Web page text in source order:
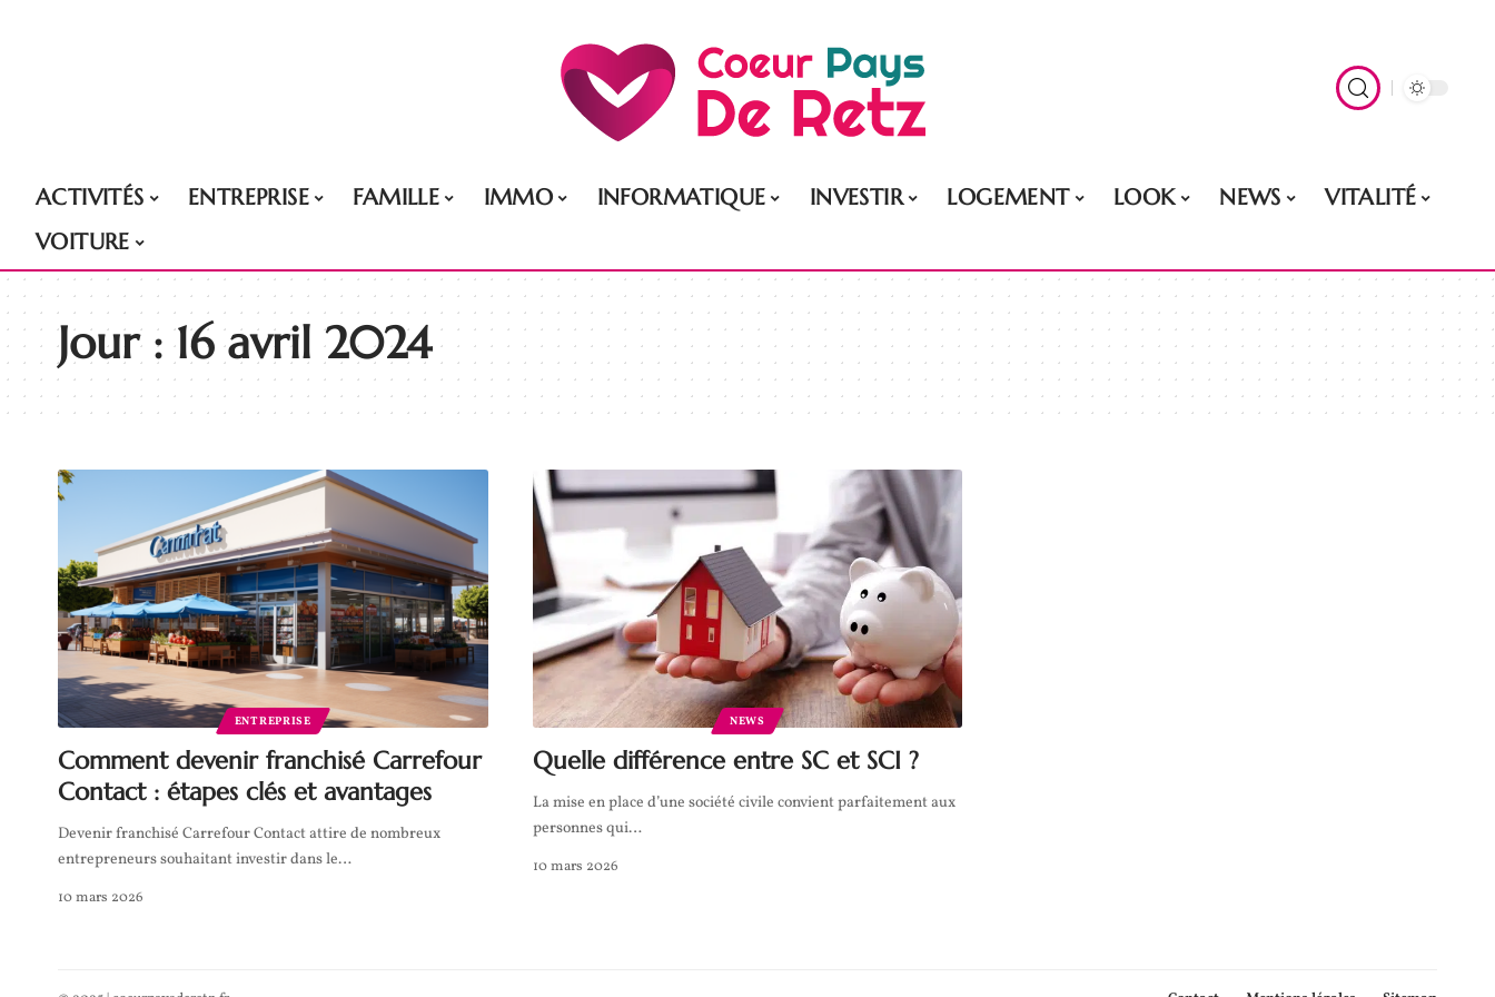
ACTIVITÉS ENTREPRISE FAMILLE IMMO INFORMATIQUE INVESTIR LOGEMENT LOOK NEWS
VITALITÉ
VOITURE
Jour :16 avril 2024
ENTREPRISE
Comment devenir franchisé Carrefour
Contact : étapes clés et avantages
Devenir franchisé Carrefour Contact attire de nombreux
entrepreneurs souhaitant investir dans le…
10 mars 2026
NEWS
Quelle différence entre SC et SCI ?
La mise en place d’une société civile convient parfaitement aux
personnes qui…
10 mars 2026